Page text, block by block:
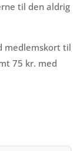
til den aldrig
medlemskort til
75 kr. med